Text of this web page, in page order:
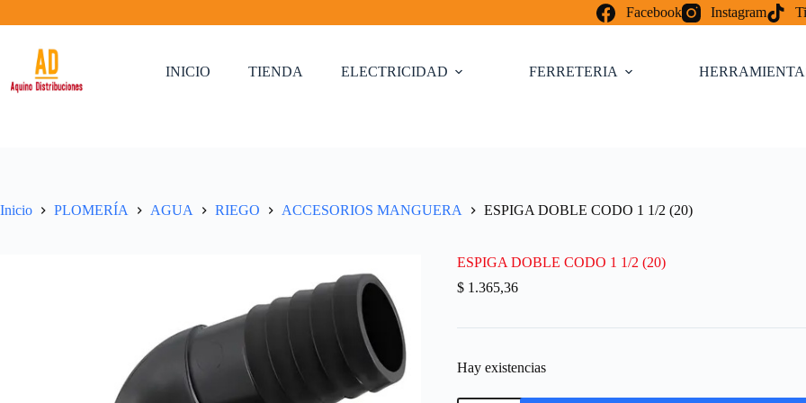
al
Facebook Instagram
INICIO TIENDA ELECTRICIDAD FERRETERIA
Inicio PLOMERÍA AGUA RIEGO ACCESORIOS MANGUERA ESPIGA DOBLE CODO 1 1/2 (20)
ESPIGA DOBLE CODO 1 1/2 (20)
$1.365,36
Hay existencias